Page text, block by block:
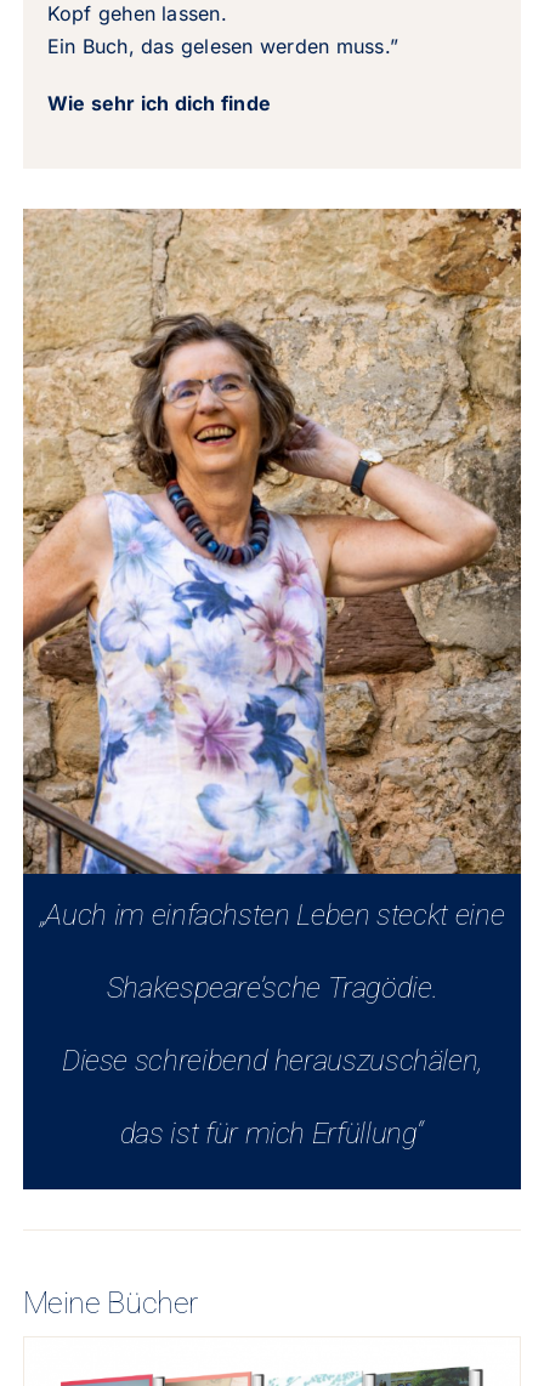
Kopf gehen lassen.
Ein Buch, das gelesen werden muss.”
Wie sehr ich dich finde
„Auch im einfachsten Leben steckt eine
Shakespeare’sche Tragödie.
Diese schreibend herauszuschälen,
das ist für mich Erfüllung“
Meine Bücher